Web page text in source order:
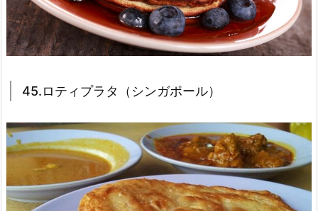
45.ロティプラタ（シンガポール）